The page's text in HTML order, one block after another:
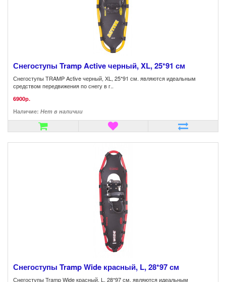
Снегоступы Tramp Active черный, XL, 25*91 см
Снегоступы TRAMP Active черный, XL, 25*91 см. являются идеальным
средством передвижения по снегу в г..
6900р.
Наличие: Нет в наличии
Снегоступы Tramp Wide красный, L, 28*97 см
Снегоступы Tramp Wide красный, L, 28*97 см. являются идеальным